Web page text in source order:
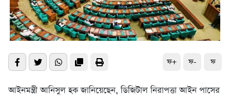
ফ+ ফ- ফ
আইনমন্ত্রী আনিসুল হক জানিয়েছেন, ডিজিটাল নিরাপত্তা আইন পাসের